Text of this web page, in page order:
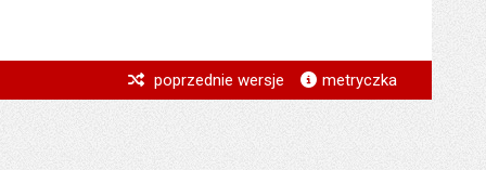
*
poprzednie wersje metryczka